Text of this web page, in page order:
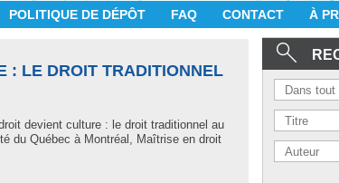
POLITIQUE DE DÉPÔT FAQ CONTACT À
: LE DROIT TRADITIONNEL
devient culture : le droit traditionnel au
du Québec à Montréal, Maîtrise en droit